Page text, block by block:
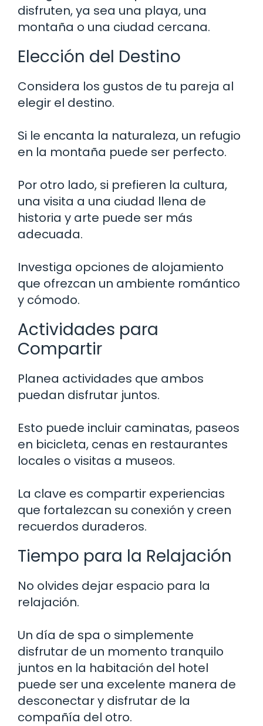
disfruten, ya sea una playa, una
montaña o una ciudad cercana.
Elección del Destino
Considera los gustos de tu pareja al
elegir el destino.
Si le encanta la naturaleza, un refugio
en la montaña puede ser perfecto.
Por otro lado, si prefieren la cultura,
una visita a una ciudad llena de
historia y arte puede ser más
adecuada.
Investiga opciones de alojamiento
que ofrezcan un ambiente romántico
y cómodo.
Actividades para
Compartir
Planea actividades que ambos
puedan disfrutar juntos.
Esto puede incluir caminatas, paseos
en bicicleta, cenas en restaurantes
locales o visitas a museos.
La clave es compartir experiencias
que fortalezcan su conexión y creen
recuerdos duraderos.
Tiempo para la Relajación
No olvides dejar espacio para la
relajación.
Un día de spa o simplemente
disfrutar de un momento tranquilo
juntos en la habitación del hotel
puede ser una excelente manera de
desconectar y disfrutar de la
compañía del otro.